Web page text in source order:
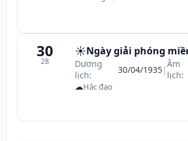
30
28
☀️Ngày giải phóng
Dương
lịch:
30/04/1935|Âm
lịch:
☁Hắc đạo